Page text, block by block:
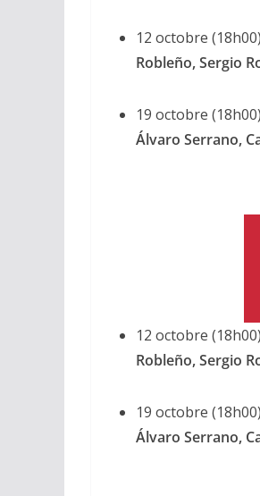
12 octobre
Robleño, Sergio
19 octobre
Álvaro Serrano,
12 octobre
Robleño, Sergio
19 octobre
Álvaro Serrano,